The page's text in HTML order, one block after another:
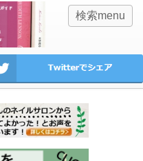
検索menu